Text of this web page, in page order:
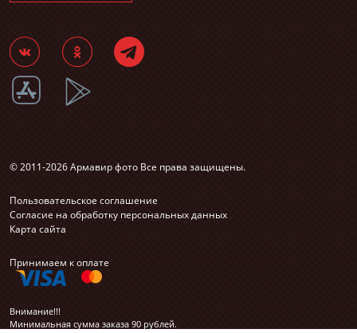
© 2011-2026 Армавир фото Все права защищены.
Пользовательское соглашение
Согласие на обработку персональных данных
Карта сайта
Принимаем к оплате
Внимание!!!
Минимальная сумма заказа 90 рублей.